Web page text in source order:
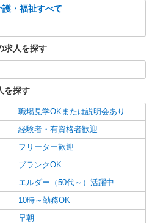
円〜1,500円 ※経験年数を考慮
有料老人ホーム フローレンス三寿
センター和歌山北島
テイ／介護職／AMのみ
円〜1,206円 ※経験・能力・資格等
処遇改善加算含む 〇時間外勤務手当
手当 〇夜勤手当 〇深夜勤務手当 〇
表彰金 〇年末年始勤務手当 〇早朝
間18:00〜20:00は時給25％UP
ック エイジフリーケアセンター和歌
県和歌山市北島325-25
護・福祉すべて
求人を探す
を探す
職場見学OKまたは説明会あり
経験者・有資格者歓迎
フリーター歓迎
ブランクOK
エルダー（50代～）活躍中
10時～勤務OK
早朝